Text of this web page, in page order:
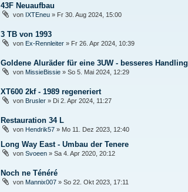
43F Neuaufbau
von IXTEneu » Fr 30. Aug 2024, 15:00
3 TB von 1993
von Ex-Rennleiter » Fr 26. Apr 2024, 10:39
Goldene Aluräder für eine 3UW - besseres Handling
von MissieBissie » So 5. Mai 2024, 12:29
XT600 2kf - 1989 regeneriert
von Brusler » Di 2. Apr 2024, 11:27
Restauration 34 L
von Hendrik57 » Mo 11. Dez 2023, 12:40
Long Way East - Umbau der Tenere
von Svoeen » Sa 4. Apr 2020, 20:12
Noch ne Ténéré
von Mannix007 » So 22. Okt 2023, 17:11